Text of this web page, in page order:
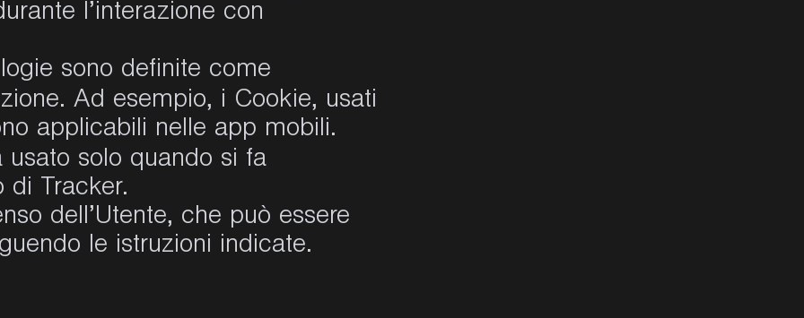
l’interazione con
sono definite come
Ad esempio, i Cookie, usati
applicabili nelle app mobili.
solo quando si fa
di Tracker.
dell’Utente, che può essere
le istruzioni indicate.